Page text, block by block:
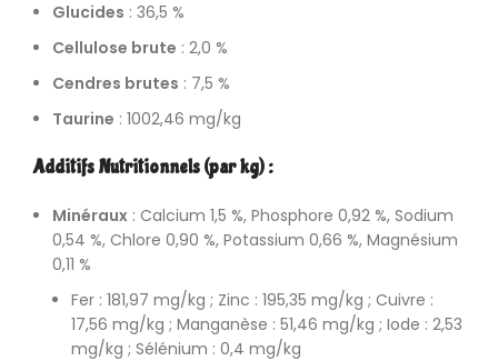
Glucides : 36,5 %
Cellulose brute : 2,0 %
Cendres brutes : 7,5 %
Taurine : 1002,46 mg/kg
Additifs Nutritionnels (par kg) :
Minéraux : Calcium 1,5 %, Phosphore 0,92 %, Sodium
0,54 %, Chlore 0,90 %, Potassium 0,66 %, Magnésium
0,11 %
Fer : 181,97 mg/kg ; Zinc : 195,35 mg/kg ; Cuivre :
17,56 mg/kg ; Manganèse : 51,46 mg/kg ; Iode : 2,53
mg/kg ; Sélénium : 0,4 mg/kg